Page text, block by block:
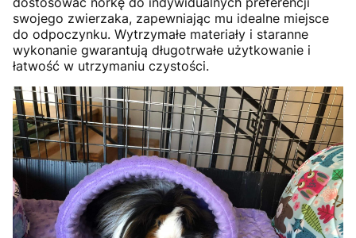
swojego zwierzaka, zapewniając mu idealne miejsce
do odpoczynku. Wytrzymałe materiały i staranne
wykonanie gwarantują długotrwałe użytkowanie i
łatwość w utrzymaniu czystości.